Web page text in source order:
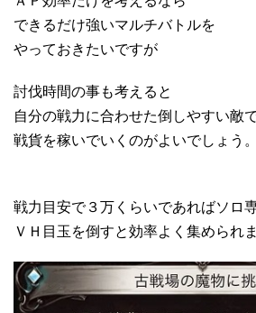
できるだけ強いマルチバトルを
やっておきたいですが
討伐時間の事も考えると
自分の戦力に合わせた倒しやすい敵
戦貨を稼いでいくのがよいでしょう。
戦力目安で３万くらいであればソロ
ＶＨ目玉を倒すと効率よく集められま